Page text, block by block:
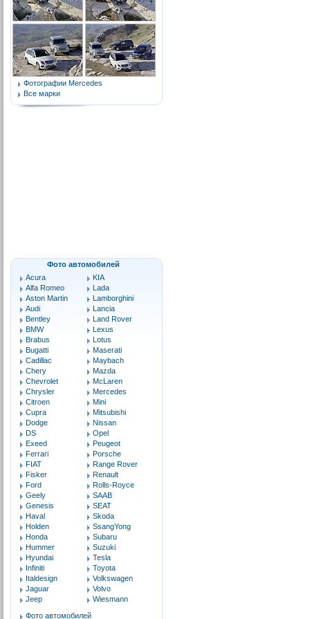
Фотографии Mercedes
Все марки
Фото автомобилей
Acura
Alfa Romeo
Aston Martin
Audi
Bentley
BMW
Brabus
Bugatti
Cadillac
Chery
Chevrolet
Chrysler
Citroen
Cupra
Dodge
DS
Exeed
Ferrari
FIAT
Fisker
Ford
Geely
Genesis
Haval
Holden
Honda
Hummer
Hyundai
Infiniti
Italdesign
Jaguar
Jeep
KIA
Lada
Lamborghini
Lancia
Land Rover
Lexus
Lotus
Maserati
Maybach
Mazda
McLaren
Mercedes
Mini
Mitsubishi
Nissan
Opel
Peugeot
Porsche
Range Rover
Renault
Rolls-Royce
SAAB
SEAT
Skoda
SsangYong
Subaru
Suzuki
Tesla
Toyota
Volkswagen
Volvo
Wiesmann
Фото автомобилей